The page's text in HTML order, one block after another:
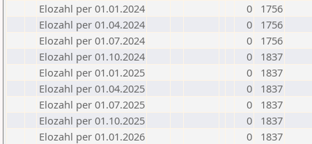
Elozahl per 01.01.2024
0
1756
Elozahl per 01.04.2024
0
1756
Elozahl per 01.07.2024
0
1756
Elozahl per 01.10.2024
0
1837
Elozahl per 01.01.2025
0
1837
Elozahl per 01.04.2025
0
1837
Elozahl per 01.07.2025
0
1837
Elozahl per 01.10.2025
0
1837
Elozahl per 01.01.2026
0
1837